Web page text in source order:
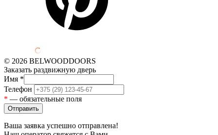
© 2026 BELWOODDOORS
Заказать раздвижную дверь
Имя *
Телефон
* — обязательные поля
Ваша заявка успешно отправлена!